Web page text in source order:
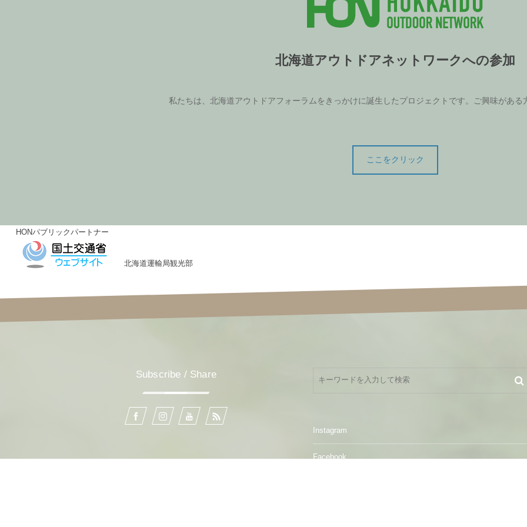
北海道アウトドアネットワークへの参加
私たちは、北海道アウトドアフォーラムをきっかけに誕生したプロジェクトです。ご興味がある
ここをクリック
HONパブリックパートナー
北海道運輸局観光部
Subscribe / Share
Instagram
Facebook